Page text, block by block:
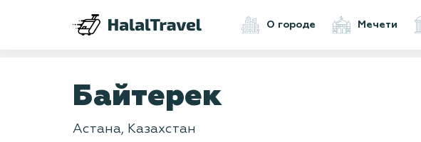
О городе Мечети
Байтерек
Астана, Казахстан